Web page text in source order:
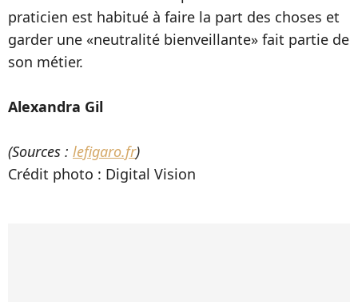
praticien est habitué à faire la part des choses et
garder une «neutralité bienveillante» fait partie de
son métier.
Alexandra Gil
(Sources : lefigaro.fr)
Crédit photo : Digital Vision